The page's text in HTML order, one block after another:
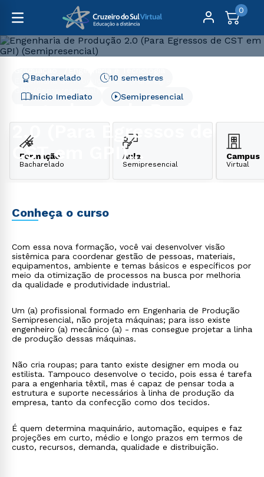
0
Engenharia de Produção 2.0 (Para Egressos de CST em
2.0 (Para Egressos de
CST em GPI)
(Semipresencial)
Início Imediato
10 semestres
Bacharelado
Semipresencial
Formação
Bacharelado
Aula
Semipresencial
Campus
Virtual
Conheça o curso
Com essa nova formação, você vai desenvolver visão
sistêmica para coordenar gestão de pessoas, materiais,
equipamentos, ambiente e temas básicos e específicos por
meio da otimização de processos na busca por melhoria
da qualidade e produtividade industrial.
Um (a) profissional formado em Engenharia de Produção
Semipresencial, não projeta máquinas; para isso existe
engenheiro (a) mecânico (a) - mas consegue projetar a linha
de produção dessas máquinas.
Não cria roupas; para tanto existe designer em moda ou
estilista. Tampouco desenvolve o tecido, pois essa é tarefa
para a engenharia têxtil, mas é capaz de pensar toda a
estrutura e suporte necessários à linha de produção da
empresa, tanto da confecção como dos tecidos.
É quem determina maquinário, automação, equipes e faz
projeções em curto, médio e longo prazos em termos de
custo, recursos, demanda, qualidade e distribuição.